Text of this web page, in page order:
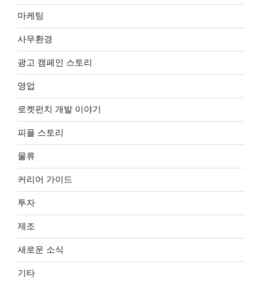
마케팅
사무환경
광고 캠페인 스토리
영업
로켓펀치 개발 이야기
피플 스토리
물류
커리어 가이드
투자
제조
새로운 소식
기타